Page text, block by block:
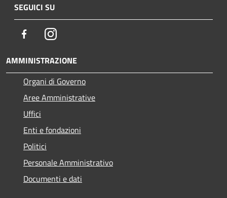
SEGUICI SU
FacebookInstagram
AMMINISTRAZIONE
Organi di Governo
Aree Amministrative
Uffici
Enti e fondazioni
Politici
Personale Amministrativo
Documenti e dati